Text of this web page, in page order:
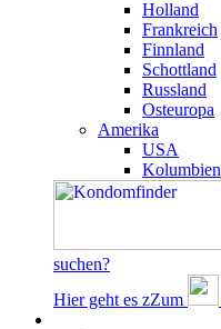
Holland
Frankreich
Finnland
Schottland
Russland
Osteuropa
Amerika
USA
Kolumbien
suchen?
Hier geht es zZum